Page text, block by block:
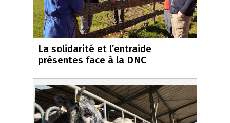
La solidarité et l’entraide
présentes face à la DNC